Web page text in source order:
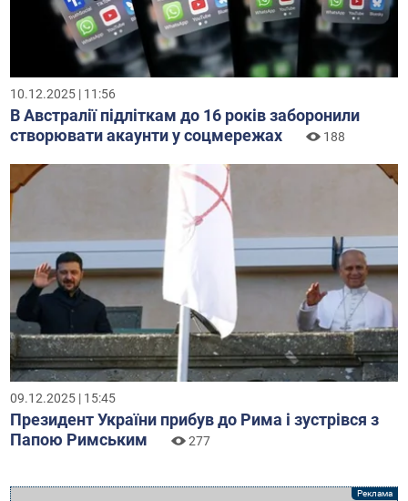
10.12.2025 | 11:56
В Австралії підліткам до 16 років заборонили
створювати акаунти у соцмережах
188
09.12.2025 | 15:45
Президент України прибув до Рима і зустрівся з
Папою Римським
277